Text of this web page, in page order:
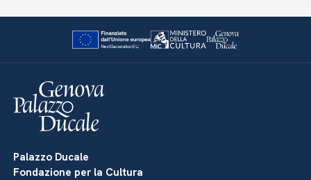
Palazzo Ducale
Fondazione per la Cultura